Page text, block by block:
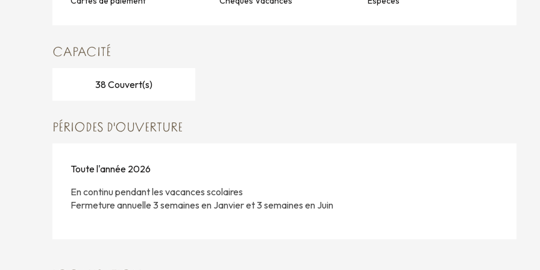
CAPACITÉ
38 Couvert(s)
PÉRIODES D'OUVERTURE
Toute l'année 2026
En continu pendant les vacances scolaires
Fermeture annuelle 3 semaines en Janvier et 3 semaines en Juin